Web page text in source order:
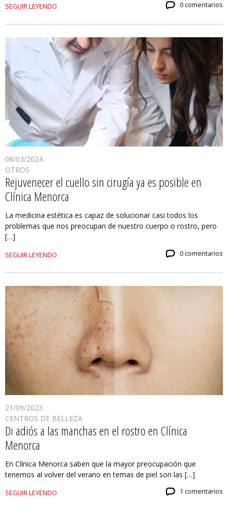
SEGUIR LEYENDO 0 comentarios
08/03/2024
OTROS
Rejuvenecer el cuello sin cirugía ya es posible en
Clínica Menorca
La medicina estética es capaz de solucionar casi todos los
problemas que nos preocupan de nuestro cuerpo o rostro, pero
[…]
SEGUIR LEYENDO 0 comentarios
21/09/2023
CENTROS DE BELLEZA
Di adiós a las manchas en el rostro en Clínica
Menorca
En Clínica Menorca saben que la mayor preocupación que
tenemos al volver del verano en temas de piel son las […]
SEGUIR LEYENDO 1 comentarios